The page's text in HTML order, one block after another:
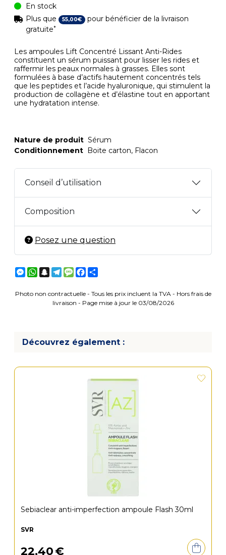
Les ampoules Lift Concentré Lissant Anti-Rides
constituent un sérum puissant pour lisser les rides et
raffermir les peaux normales à grasses. Elles sont
formulées à base d’actifs hautement concentrés tels
que les peptides et l’acide hyaluronique, qui stimulent la
production de collagène et d’élastine tout en apportant
une hydratation intense.
En stock
Plus que
55,00€ pour bénéficier de la livraison
gratuite*
Nature de produit Sérum
Conditionnement Boite carton, Flacon
Conseil d’utilisation
Composition
Posez une question
Messenger
WhatsApp
Snapchat
Telegram
MessageFacebook
Photo non contractuelle - Tous les prix incluent la TVA - Hors frais de
livraison - Page mise à jour le 03/08/2026
Découvrez également :
Sebiaclear anti-imperfection ampoule Flash 30ml
SVR
22,40€